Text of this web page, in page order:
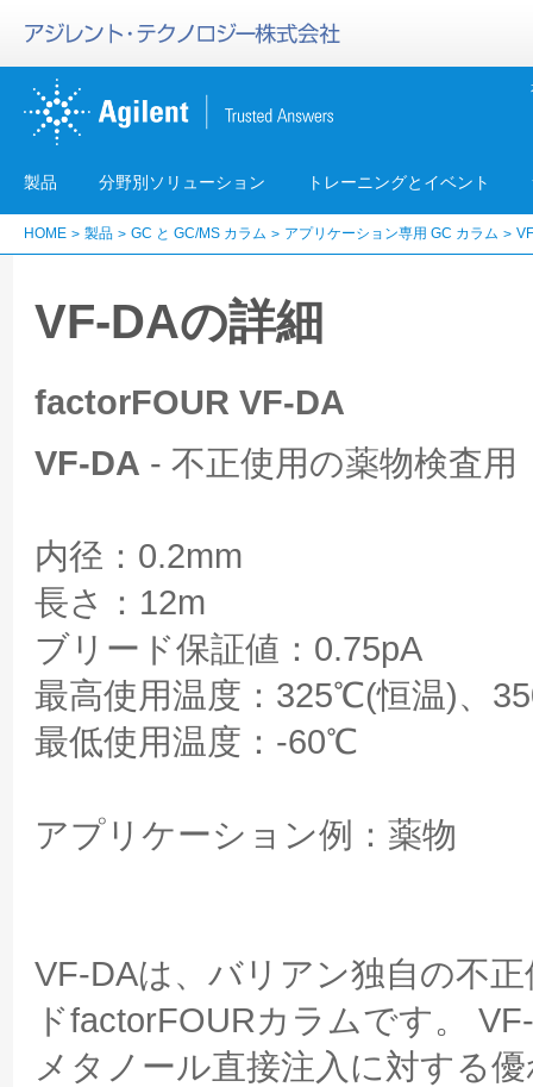
製品 分野別ソリューション トレーニングとイベント
HOME 製品 GC と GC/MS カラム アプリケーション専用 GC カラム
VF-DAの詳細
factorFOUR VF-DA
VF-DA - 不正使用の薬物検査用
内径：0.2mm
長さ：12m
ブリード保証値：0.75pA
最高使用温度：325℃(恒温)、
最低使用温度：-60℃
アプリケーション例：薬物
VF-DAは、バリアン独自の不
ドfactorFOURカラムです。
メタノール直接注入に対する